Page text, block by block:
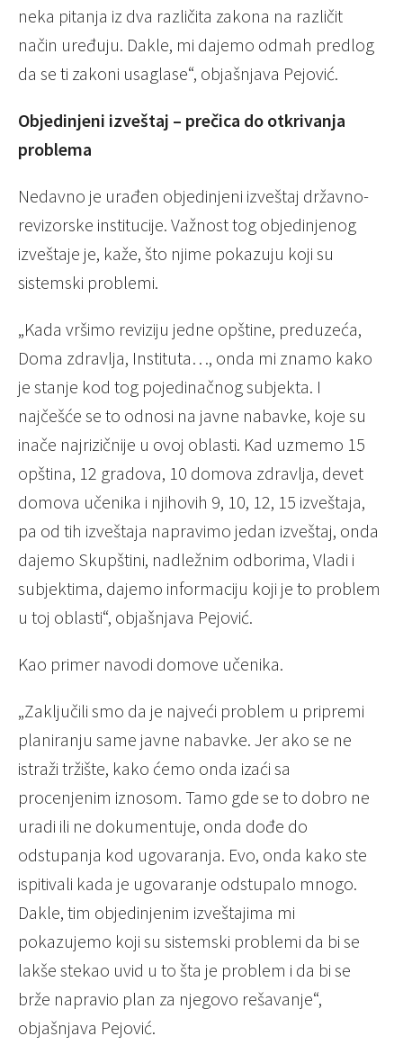
neka pitanja iz dva različita zakona na različit
način uređuju. Dakle, mi dajemo odmah predlog
da se ti zakoni usaglase“, objašnjava Pejović.
Objedinjeni izveštaj – prečica do otkrivanja
problema
Nedavno je urađen objedinjeni izveštaj državno-
revizorske institucije. Važnost tog objedinjenog
izveštaje je, kaže, što njime pokazuju koji su
sistemski problemi.
„Kada vršimo reviziju jedne opštine, preduzeća,
Doma zdravlja, Instituta…, onda mi znamo kako
je stanje kod tog pojedinačnog subjekta. I
najčešće se to odnosi na javne nabavke, koje su
inače najrizičnije u ovoj oblasti. Kad uzmemo 15
opština, 12 gradova, 10 domova zdravlja, devet
domova učenika i njihovih 9, 10, 12, 15 izveštaja,
pa od tih izveštaja napravimo jedan izveštaj, onda
dajemo Skupštini, nadležnim odborima, Vladi i
subjektima, dajemo informaciju koji je to problem
u toj oblasti“, objašnjava Pejović.
Kao primer navodi domove učenika.
„Zaključili smo da je najveći problem u pripremi
planiranju same javne nabavke. Jer ako se ne
istraži tržište, kako ćemo onda izaći sa
procenjenim iznosom. Tamo gde se to dobro ne
uradi ili ne dokumentuje, onda dođe do
odstupanja kod ugovaranja. Evo, onda kako ste
ispitivali kada je ugovaranje odstupalo mnogo.
Dakle, tim objedinjenim izveštajima mi
pokazujemo koji su sistemski problemi da bi se
lakše stekao uvid u to šta je problem i da bi se
brže napravio plan za njegovo rešavanje“,
objašnjava Pejović.